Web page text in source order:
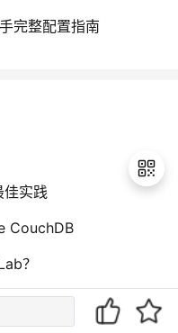
完整配置指南
佳实践
CouchDB
？